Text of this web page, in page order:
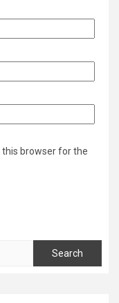
this browser for the